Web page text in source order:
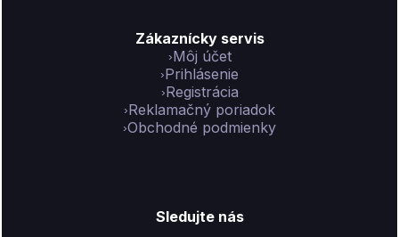
Zákaznícky servis
Môj účet
Prihlásenie
Registrácia
Reklamačný poriadok
Obchodné podmienky
Sledujte nás